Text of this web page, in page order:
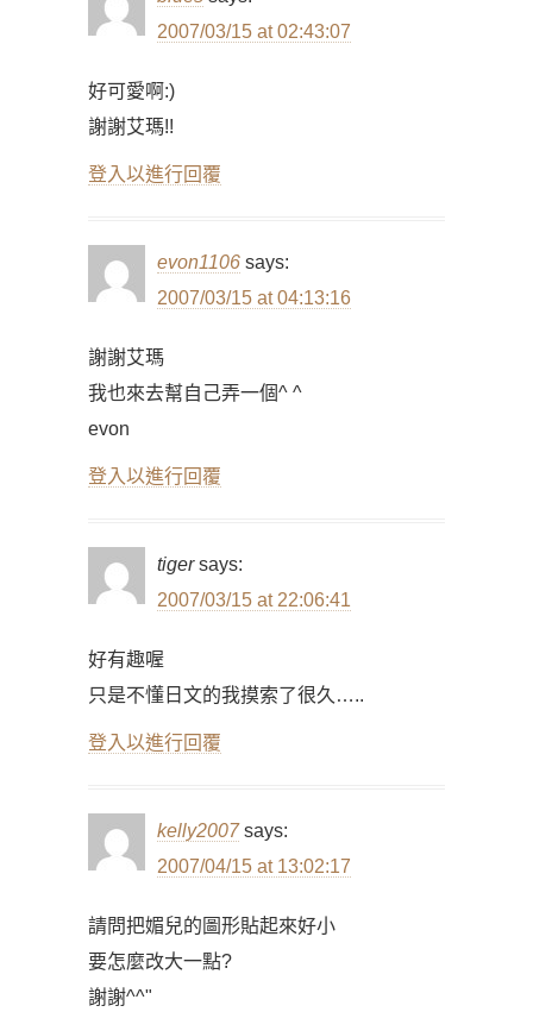
2007/03/15 at 02:43:07
好可愛啊:)
謝謝艾瑪!!
登入以進行回覆
evon1106 says:
2007/03/15 at 04:13:16
謝謝艾瑪
我也來去幫自己弄一個^ ^
evon
登入以進行回覆
tiger says:
2007/03/15 at 22:06:41
好有趣喔
只是不懂日文的我摸索了很久…..
登入以進行回覆
kelly2007 says:
2007/04/15 at 13:02:17
請問把媚兒的圖形貼起來好小
要怎麼改大一點?
謝謝^^"